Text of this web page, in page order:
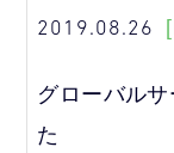
2019.08.26
グローバル
た